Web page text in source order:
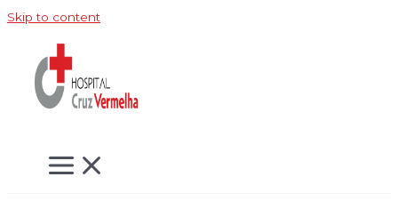
Skip to content